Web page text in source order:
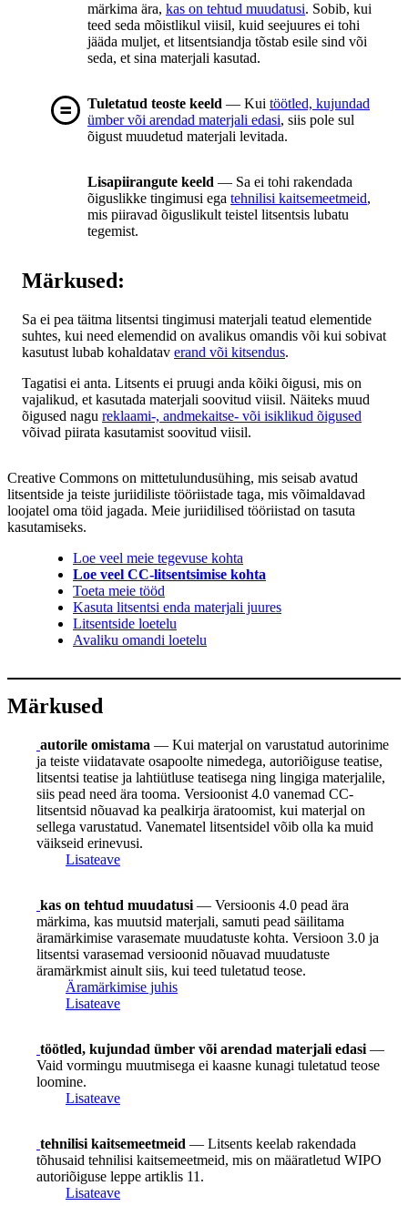
märkima ära, kas on tehtud muudatusi. Sobib, kui
teed seda mõistlikul viisil, kuid seejuures ei tohi
jääda muljet, et litsentsiandja tõstab esile sind või
seda, et sina materjali kasutad.
Tuletatud teoste keeld — Kui töötled, kujundad
ümber või arendad materjali edasi, siis pole sul
õigust muudetud materjali levitada.
Lisapiirangute keeld — Sa ei tohi rakendada
õiguslikke tingimusi ega tehnilisi kaitsemeetmeid,
mis piiravad õiguslikult teistel litsentsis lubatu
tegemist.
Märkused:
Sa ei pea täitma litsentsi tingimusi materjali teatud elementide
suhtes, kui need elemendid on avalikus omandis või kui sobivat
kasutust lubab kohaldatav erand või kitsendus.
Tagatisi ei anta. Litsents ei pruugi anda kõiki õigusi, mis on
vajalikud, et kasutada materjali soovitud viisil. Näiteks muud
õigused nagu reklaami-, andmekaitse- või isiklikud õigused
võivad piirata kasutamist soovitud viisil.
Creative Commons on mittetulundusühing, mis seisab avatud
litsentside ja teiste juriidiliste tööriistade taga, mis võimaldavad
loojatel oma töid jagada. Meie juriidilised tööriistad on tasuta
kasutamiseks.
Loe veel meie tegevuse kohta
Loe veel CC-litsentsimise kohta
Toeta meie tööd
Kasuta litsentsi enda materjali juures
Litsentside loetelu
Avaliku omandi loetelu
Märkused
autorile omistama — Kui materjal on varustatud autorinime
ja teiste viidatavate osapoolte nimedega, autoriõiguse teatise,
litsentsi teatise ja lahtiütluse teatisega ning lingiga materjalile,
siis pead need ära tooma. Versioonist 4.0 vanemad CC-
litsentsid nõuavad ka pealkirja äratoomist, kui materjal on
sellega varustatud. Vanematel litsentsidel võib olla ka muid
väikseid erinevusi.
Lisateave
kas on tehtud muudatusi — Versioonis 4.0 pead ära
märkima, kas muutsid materjali, samuti pead säilitama
äramärkimise varasemate muudatuste kohta. Versioon 3.0 ja
litsentsi varasemad versioonid nõuavad muudatuste
äramärkmist ainult siis, kui teed tuletatud teose.
Äramärkimise juhis
Lisateave
töötled, kujundad ümber või arendad materjali edasi —
Vaid vormingu muutmisega ei kaasne kunagi tuletatud teose
loomine.
Lisateave
tehnilisi kaitsemeetmeid — Litsents keelab rakendada
tõhusaid tehnilisi kaitsemeetmeid, mis on määratletud WIPO
autoriõiguse leppe artiklis 11.
Lisateave